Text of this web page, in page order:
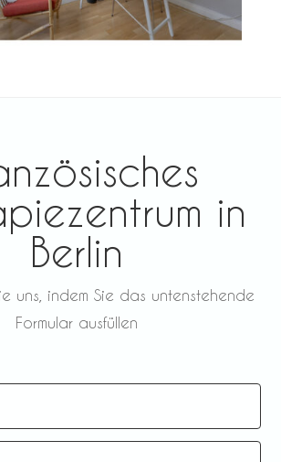
in
Berlin
uns, indem Sie das untenstehende
Formular ausfüllen